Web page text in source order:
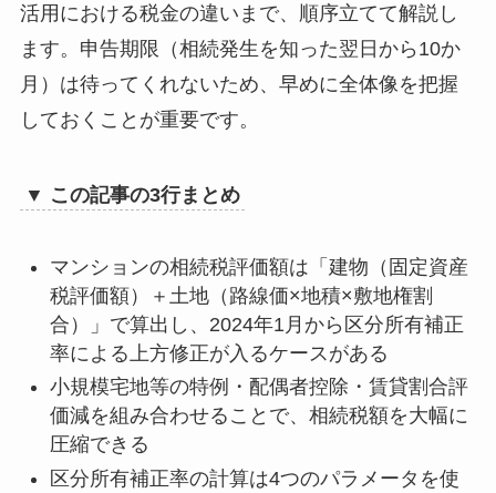
活用における税金の違いまで、順序立てて解説し
ます。申告期限（相続発生を知った翌日から10か
月）は待ってくれないため、早めに全体像を把握
しておくことが重要です。
▼ この記事の3行まとめ
マンションの相続税評価額は「建物（固定資産
税評価額）＋土地（路線価×地積×敷地権割
合）」で算出し、2024年1月から区分所有補正
率による上方修正が入るケースがある
小規模宅地等の特例・配偶者控除・賃貸割合評
価減を組み合わせることで、相続税額を大幅に
圧縮できる
区分所有補正率の計算は4つのパラメータを使
パターン3｜賃貸に出しているマンション
（貸家建付地評価）
パターン4｜複数マンションを所有していた
パターン5｜配偶者と子が共同で取得するケ
マンション相続の節税に使える特例・控除
配偶者の税額軽減｜1億6,000万円まで非課税
賃貸マンションの貸家建付地評価｜市場価
格より低く評価できる
相続税の取得費加算の特例｜売却する場合
に活用
賃貸マンションの相続税評価｜自宅と何が違
うか
賃貸割合による評価減のしくみ